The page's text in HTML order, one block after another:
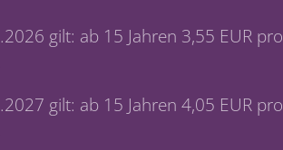
gilt: ab 15 Jahren 3,55 EUR pro
gilt: ab 15 Jahren 4,05 EUR pro